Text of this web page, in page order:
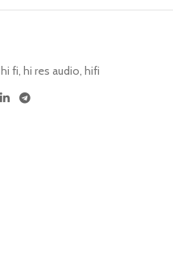
hi fi, hi res audio, hifi